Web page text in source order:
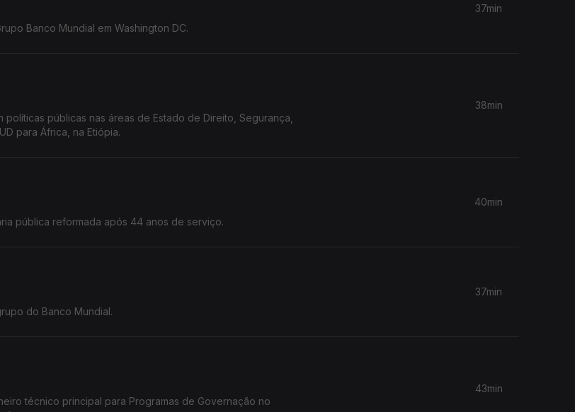
Banco Mundial em Washington DC.
37min
públicas nas áreas de Estado de Direito, Segurança,
para África, na Etiópia.
38min
pública reformada após 44 anos de serviço.
40min
do Banco Mundial.
37min
técnico principal para Programas de Governação no
43min